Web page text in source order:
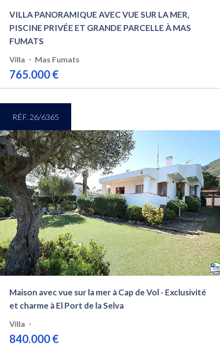
VILLA PANORAMIQUE AVEC VUE SUR LA MER,
PISCINE PRIVÉE ET GRANDE PARCELLE À MAS
FUMATS
Villa - Mas Fumats
765.000 €
RÉF. 26/6365
Maison avec vue sur la mer à Cap de Vol - Exclusivité
et charme à El Port de la Selva
Villa -
840.000 €